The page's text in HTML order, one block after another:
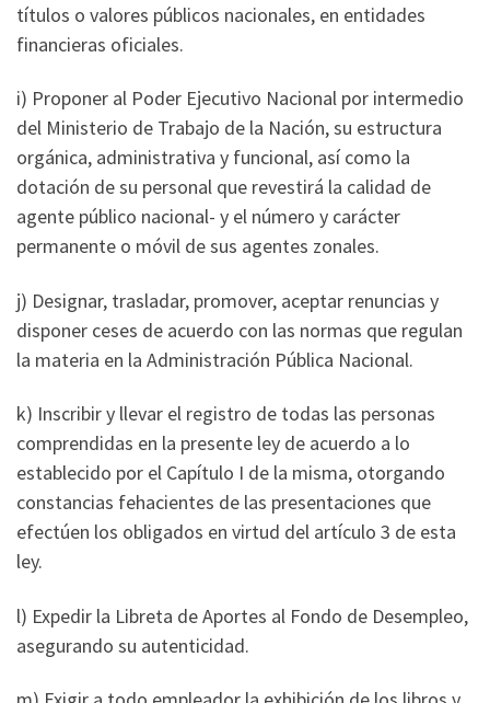
títulos o valores públicos nacionales, en entidades
financieras oficiales.
i) Proponer al Poder Ejecutivo Nacional por intermedio
del Ministerio de Trabajo de la Nación, su estructura
orgánica, administrativa y funcional, así como la
dotación de su personal que revestirá la calidad de
agente público nacional- y el número y carácter
permanente o móvil de sus agentes zonales.
j) Designar, trasladar, promover, aceptar renuncias y
disponer ceses de acuerdo con las normas que regulan
la materia en la Administración Pública Nacional.
k) Inscribir y llevar el registro de todas las personas
comprendidas en la presente ley de acuerdo a lo
establecido por el Capítulo I de la misma, otorgando
constancias fehacientes de las presentaciones que
efectúen los obligados en virtud del artículo 3 de esta
ley.
l) Expedir la Libreta de Aportes al Fondo de Desempleo,
asegurando su autenticidad.